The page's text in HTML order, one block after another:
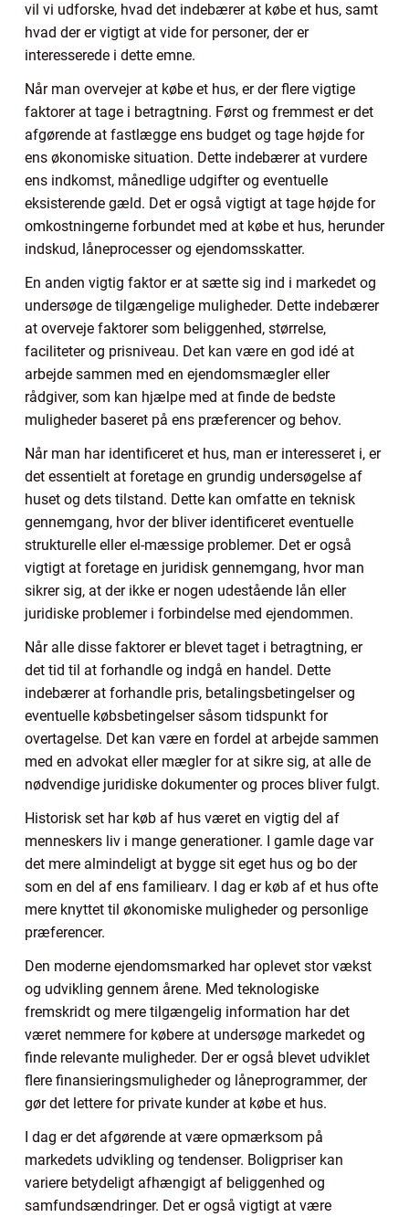
vil vi udforske, hvad det indebærer at købe et hus, samt
hvad der er vigtigt at vide for personer, der er
interesserede i dette emne.
Når man overvejer at købe et hus, er der flere vigtige
faktorer at tage i betragtning. Først og fremmest er det
afgørende at fastlægge ens budget og tage højde for
ens økonomiske situation. Dette indebærer at vurdere
ens indkomst, månedlige udgifter og eventuelle
eksisterende gæld. Det er også vigtigt at tage højde for
omkostningerne forbundet med at købe et hus, herunder
indskud, låneprocesser og ejendomsskatter.
En anden vigtig faktor er at sætte sig ind i markedet og
undersøge de tilgængelige muligheder. Dette indebærer
at overveje faktorer som beliggenhed, størrelse,
faciliteter og prisniveau. Det kan være en god idé at
arbejde sammen med en ejendomsmægler eller
rådgiver, som kan hjælpe med at finde de bedste
muligheder baseret på ens præferencer og behov.
Når man har identificeret et hus, man er interesseret i, er
det essentielt at foretage en grundig undersøgelse af
huset og dets tilstand. Dette kan omfatte en teknisk
gennemgang, hvor der bliver identificeret eventuelle
strukturelle eller el-mæssige problemer. Det er også
vigtigt at foretage en juridisk gennemgang, hvor man
sikrer sig, at der ikke er nogen udestående lån eller
juridiske problemer i forbindelse med ejendommen.
Når alle disse faktorer er blevet taget i betragtning, er
det tid til at forhandle og indgå en handel. Dette
indebærer at forhandle pris, betalingsbetingelser og
eventuelle købsbetingelser såsom tidspunkt for
overtagelse. Det kan være en fordel at arbejde sammen
med en advokat eller mægler for at sikre sig, at alle de
nødvendige juridiske dokumenter og proces bliver fulgt.
Historisk set har køb af hus været en vigtig del af
menneskers liv i mange generationer. I gamle dage var
det mere almindeligt at bygge sit eget hus og bo der
som en del af ens familiearv. I dag er køb af et hus ofte
mere knyttet til økonomiske muligheder og personlige
præferencer.
Den moderne ejendomsmarked har oplevet stor vækst
og udvikling gennem årene. Med teknologiske
fremskridt og mere tilgængelig information har det
været nemmere for købere at undersøge markedet og
finde relevante muligheder. Der er også blevet udviklet
flere finansieringsmuligheder og låneprogrammer, der
gør det lettere for private kunder at købe et hus.
I dag er det afgørende at være opmærksom på
markedets udvikling og tendenser. Boligpriser kan
variere betydeligt afhængigt af beliggenhed og
samfundsændringer. Det er også vigtigt at være